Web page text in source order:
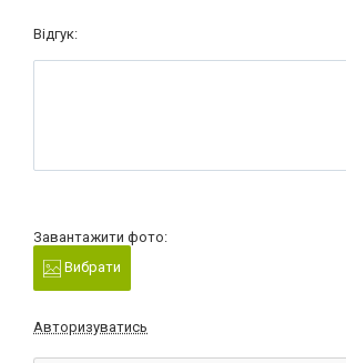
Відгук:
Завантажити фото:
Вибрати
Авторизуватись